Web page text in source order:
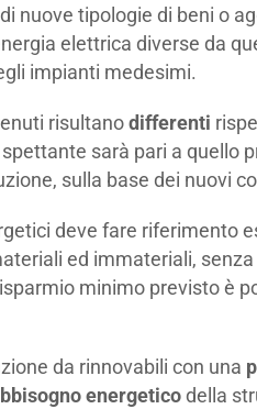
nuove tipologie di beni o
elettrica diverse da
impianti medesimi.
risultanodifferenti
sarà pari a quello
sulla base dei nuovi
deve fare riferimento
ed immateriali,
minimo previsto è
da rinnovabili con una
energetico della